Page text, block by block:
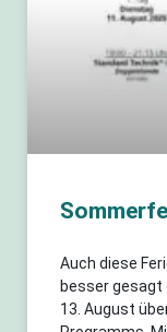
Auch diese
besser gesagt
13. August